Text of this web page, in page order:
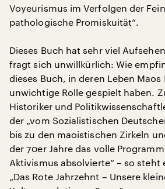
Voyeurismus im Verfolgen der
pathologische Promiskuität“.
Dieses Buch hat sehr viel
fragt sich unwillkürlich: Wie
dieses Buch, in deren Leben
unwichtige Rolle gespielt haben.
Historiker und
der „vom Sozialistischen
bis zu den maoistischen Zirkeln
der 70er Jahre das volle
Aktivismus absolvierte“ – so steht
„Das Rote Jahrzehnt – Unsere